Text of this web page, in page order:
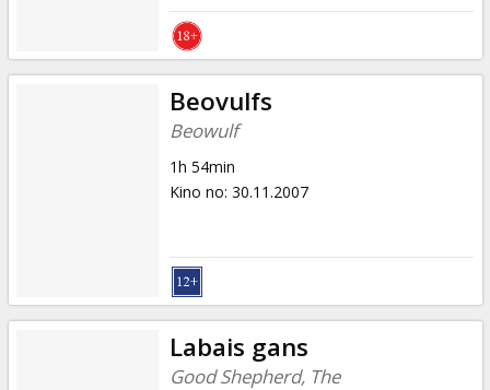
Beovulfs
Beowulf
1h 54min
Kino no: 30.11.2007
Labais gans
Good Shepherd, The